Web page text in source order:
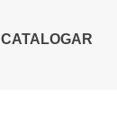
CATALOGAR